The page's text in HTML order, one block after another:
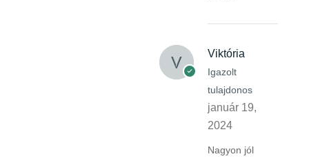
Viktória
Igazolt
tulajdonos
január 19,
2024
Nagyon jól